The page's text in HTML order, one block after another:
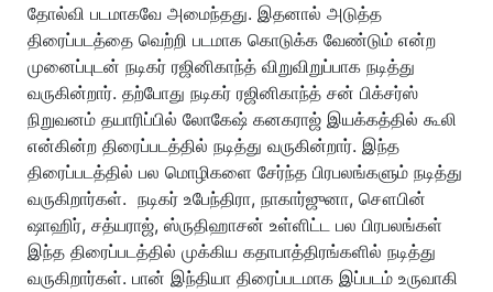
தோல்வி படமாகவே அமைந்தது. இதனால் அடுத்த
திரைப்படத்தை வெற்றி படமாக கொடுக்க வேண்டும் என்ற
முனைப்புடன் நடிகர் ரஜினிகாந்த் விறுவிறுப்பாக நடித்து
வருகின்றார். தற்போது நடிகர் ரஜினிகாந்த் சன் பிக்சர்ஸ்
நிறுவனம் தயாரிப்பில் லோகேஷ் கனகராஜ் இயக்கத்தில் கூலி
என்கின்ற திரைப்படத்தில் நடித்து வருகின்றார். இந்த
திரைப்படத்தில் பல மொழிகளை சேர்ந்த பிரபலங்களும் நடித்து
வருகிறார்கள். நடிகர் உபேந்திரா, நாகார்ஜுனா, சௌபின்
ஷாஹிர், சத்யராஜ், ஸ்ருதிஹாசன் உள்ளிட்ட பல பிரபலங்கள்
இந்த திரைப்படத்தில் முக்கிய கதாபாத்திரங்களில் நடித்து
வருகிறார்கள். பான் இந்தியா திரைப்படமாக இப்படம் உருவாகி